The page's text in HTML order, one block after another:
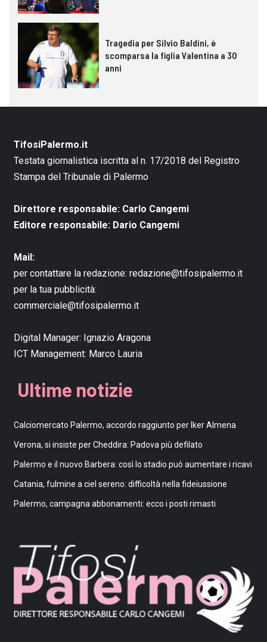
Tragedia per Silvio Baldini, è
scomparsa la figlia Valentina a 30
anni
TifosiPalermo.it
Testata giornalistica iscritta al n. 17/2018 del Registro
Stampa del Tribunale di Palermo
Direttore responsabile: Carlo Cangemi
Editore responsabile: Dario Cangemi
Mail:
per contattare la redazione: redazione@tifosipalermo.it
per la tua pubblicità:
commerciale@tifosipalermo.it
Digital Manager: Ignazio Aragona
ICT Management: Marco Lauria
Ultime notizie
Calciomercato Palermo, accordo raggiunto per Iker Almena
Verona, si insiste per Cheddira: Padova più defilato
Palermo e il nuovo Barbera: così lo stadio può aumentare i ricavi
Catania, fulmine a ciel sereno: difficoltà nella fideiussione
Palermo, campagna abbonamenti: ecco i posti rimasti